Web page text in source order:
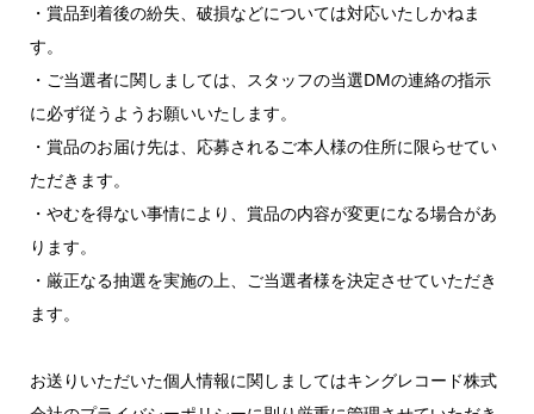
・賞品到着後の紛失、破損などについては対応いたしかねま
す。
・ご当選者に関しましては、スタッフの当選DMの連絡の指示
に必ず従うようお願いいたします。
・賞品のお届け先は、応募されるご本人様の住所に限らせてい
ただきます。
・やむを得ない事情により、賞品の内容が変更になる場合があ
ります。
・厳正なる抽選を実施の上、ご当選者様を決定させていただき
ます。
お送りいただいた個人情報に関しましてはキングレコード株式